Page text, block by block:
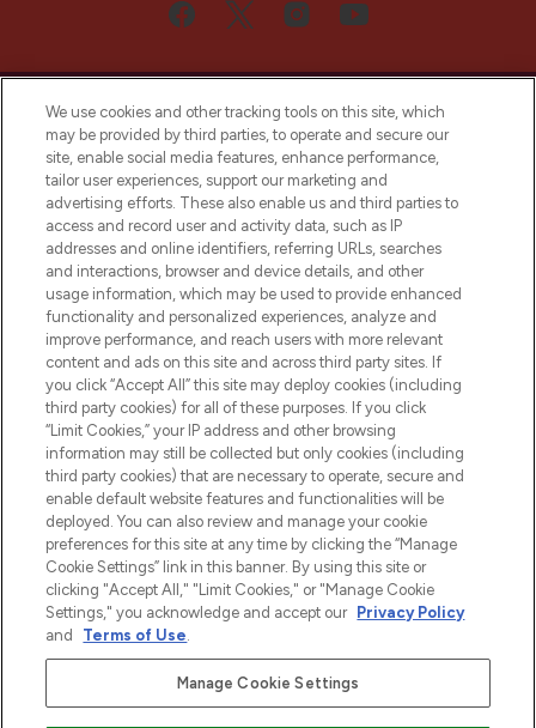
Bądź pierwszą osobą, która dowie się o
najnowszych produktach, od niszowych i
uznanych marek, sezonowych trendach i
otrzyma ekskluzywne artykuły redakcyjne
z Sunday Supplement.
Zgoda na pliki cookie
Do Not Sell or Share My Personal
Information
POMOC & INFORMACJE
WAŻNE INFORMACJE
O LOOKFANTASTIC
Płać bezpiecznie za pomocą
We use cookies and other tracking tools on this site, which
may be provided by third parties, to operate and secure our
site, enable social media features, enhance performance,
tailor user experiences, support our marketing and
advertising efforts. These also enable us and third parties to
access and record user and activity data, such as IP
addresses and online identifiers, referring URLs, searches
and interactions, browser and device details, and other
usage information, which may be used to provide enhanced
functionality and personalized experiences, analyze and
improve performance, and reach users with more relevant
content and ads on this site and across third party sites. If
you click “Accept All” this site may deploy cookies (including
third party cookies) for all of these purposes. If you click
“Limit Cookies,” your IP address and other browsing
information may still be collected but only cookies (including
third party cookies) that are necessary to operate, secure and
enable default website features and functionalities will be
deployed. You can also review and manage your cookie
preferences for this site at any time by clicking the “Manage
Cookie Settings” link in this banner. By using this site or
clicking "Accept All," "Limit Cookies," or "Manage Cookie
Settings," you acknowledge and accept our Privacy Policy
and
Terms of Use.
Manage Cookie Settings